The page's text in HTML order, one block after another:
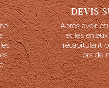
Après avoir
et les
récapitulant
lors de
DEVIS